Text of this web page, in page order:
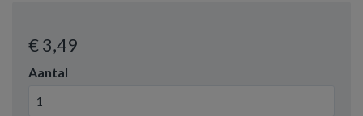
€ 3,49
Aantal